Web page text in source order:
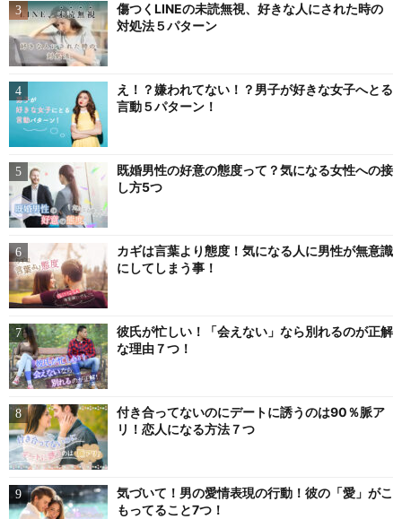
傷つくLINEの未読無視、好きな人にされた時の
対処法５パターン
え！？嫌われてない！？男子が好きな女子へとる
言動５パターン！
既婚男性の好意の態度って？気になる女性への接
し方5つ
カギは言葉より態度！気になる人に男性が無意識
にしてしまう事！
彼氏が忙しい！「会えない」なら別れるのが正解
な理由７つ！
付き合ってないのにデートに誘うのは90％脈ア
リ！恋人になる方法７つ
気づいて！男の愛情表現の行動！彼の「愛」がこ
もってること7つ！